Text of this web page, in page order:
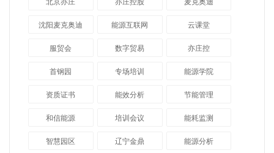
北京亦庄 亦庄控股 麦克奥迪
沈阳麦克奥迪 能源互联网 云课堂
服贸会 数字贸易 亦庄控
首钢园 专场培训 能源学院
资质证书 能效分析 节能管理
和信能源 培训会议 能耗监测
智慧园区 辽宁金鼎 能源分析